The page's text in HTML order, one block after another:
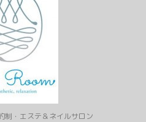
制・エステ＆ネイルサロン